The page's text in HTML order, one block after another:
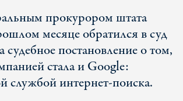
прокурором штата
месяце обратился в суд
судебное постановление о том,
стала и Google:
службой интернет-поиска.